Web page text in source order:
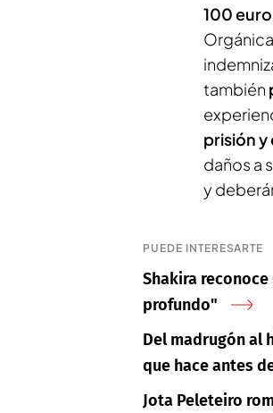
100
también
prisión y
daños a
y
PUEDE INTERESARTE
Shakira
profundo"
Del madrugón al
que hace antes
Jota Peleteiro